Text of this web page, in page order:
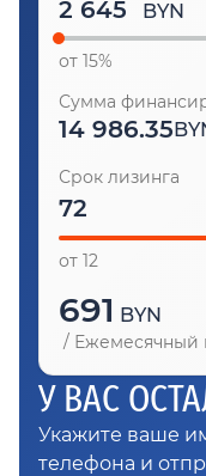
BYN
от 15%
Сумма
14 986.35
Срок лизинга
от 12
691 BYN
/ Ежемесячный
У ВАС
Укажите ваше
телефона и